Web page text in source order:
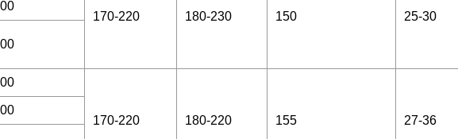
170-220 180-230 150 25-30
170-220 180-220 155 27-36